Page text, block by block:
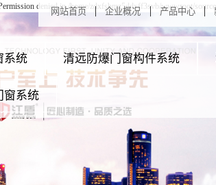
denied in /home/zdxfsbmz5ddxff3svb/wwwroot/
网站首页 企业概况 产品中心
系统 清远防爆门窗构件系统
清远A-B钢质防爆门系列
清远不锈钢防爆门系列
窗系统